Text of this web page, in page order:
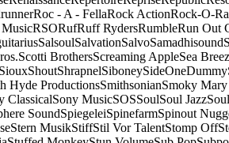
Roc - A - FellaRock ActionRock-O-
RSORufRuff RydersRumbleRun Out
SalsoulSalvationSalvoSamadhisound
Scotti BrothersScreaming AppleSea
ShoutShrapnelSiboneySideOneDummy
Hyde ProductionsSmithsonianSmoky
ClassicalSony MusicSOSSoulSoul Jazz
SoundSpiegeleiSpinefarmSpinout
Stern MusikStiffStil Vor TalentStomp Off